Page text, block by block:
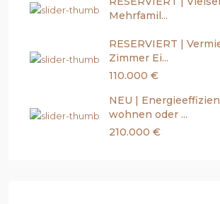
Mehrfamil...
RESERVIERT |
Zimmer Ei...
110.000 €
NEU |
wohnen oder ...
210.000 €